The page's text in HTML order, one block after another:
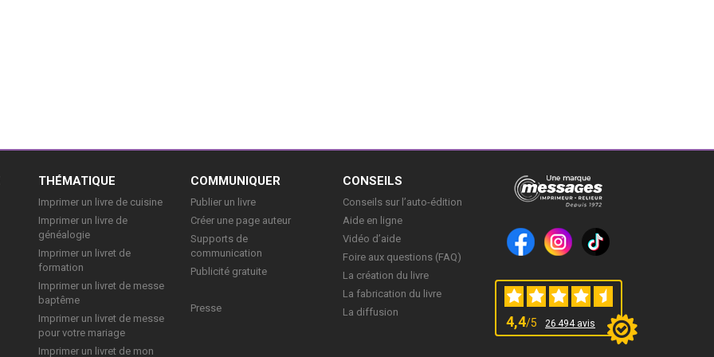
THÉMATIQUE
Imprimer un livre de cuisine
Imprimer un livre de
généalogie
Imprimer un livret de
formation
Imprimer un livret de messe
baptême
Imprimer un livret de messe
pour votre mariage
Imprimer un livret de mon
COMMUNIQUER
Publier un livre
Créer une page auteur
Supports de
communication
Publicité gratuite
Presse
CONSEILS
Conseils sur l’auto-édition
Aide en ligne
Vidéo d’aide
Foire aux questions (FAQ)
La création du livre
La fabrication du livre
La diffusion
4,4/5 26 494 avis